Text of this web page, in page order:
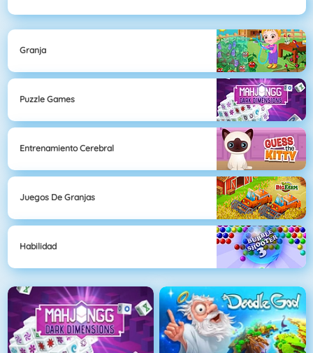
Granja
Puzzle Games
Entrenamiento Cerebral
Juegos De Granjas
Habilidad